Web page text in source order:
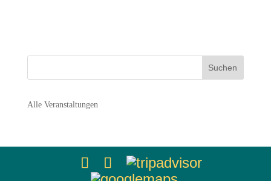
Alle Veranstaltungen